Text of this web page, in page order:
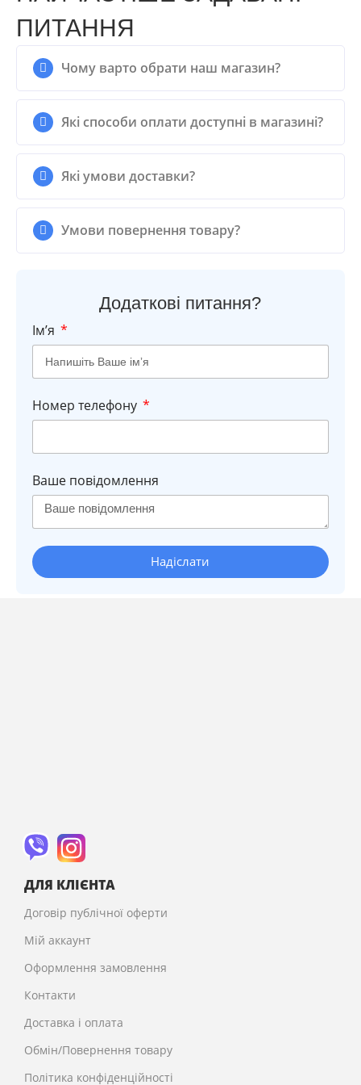
ПИТАННЯ
Чому варто обрати наш магазин?
Які способи оплати доступні в магазині?
Які умови доставки?
Умови повернення товару?
Додаткові питання?
Імʼя
Номер телефону
Ваше повідомлення
Надіслати
ДЛЯ КЛІЄНТА
Договір публічної оферти
Мій аккаунт
Оформлення замовлення
Контакти
Доставка і оплата
Обмін/Повернення товару
Політика конфіденційності